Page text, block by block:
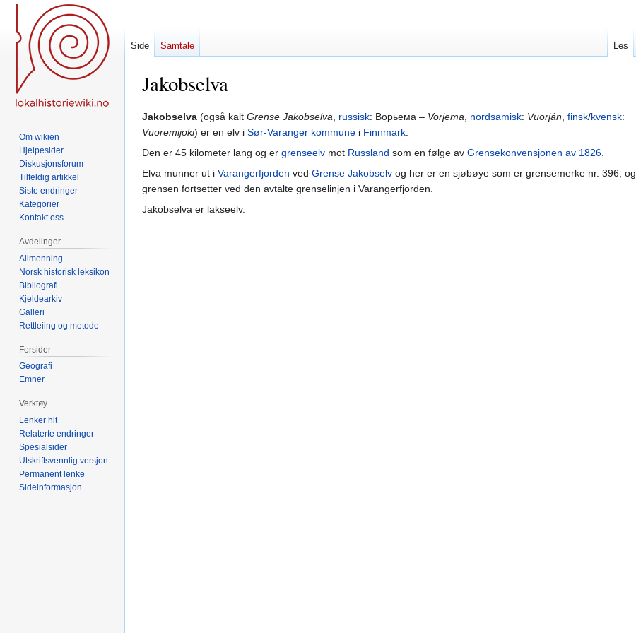
Jakobselva
Hopp
til
navigering
Hopp
til
søk
Jakobselva (også kalt Grense Jakobselva, russisk: Ворьема – Vorjema, nordsamisk: Vuorján, finsk/kvensk:
Vuoremijoki) er en elv i Sør-Varanger kommune i Finnmark.
Den er 45 kilometer lang og er grenseelv mot Russland som en følge av Grensekonvensjonen av 1826.
Elva munner ut i Varangerfjorden ved Grense Jakobselv og her er en sjøbøye som er grensemerke nr. 396, og
grensen fortsetter ved den avtalte grenselinjen i Varangerfjorden.
Jakobselva er lakseelv.
Side Samtale Les
Om wikien
Hjelpesider
Diskusjonsforum
Tilfeldig artikkel
Siste endringer
Kategorier
Kontakt oss
Avdelinger
Allmenning
Norsk historisk leksikon
Bibliografi
Kjeldearkiv
Galleri
Rettleiing og metode
Forsider
Geografi
Emner
Verktøy
Lenker hit
Relaterte endringer
Spesialsider
Utskriftsvennlig versjon
Permanent lenke
Sideinformasjon